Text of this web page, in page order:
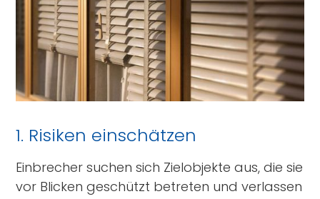
1. Risiken einschätzen
Einbrecher suchen sich Zielobjekte aus, die sie
vor Blicken geschützt betreten und verlassen